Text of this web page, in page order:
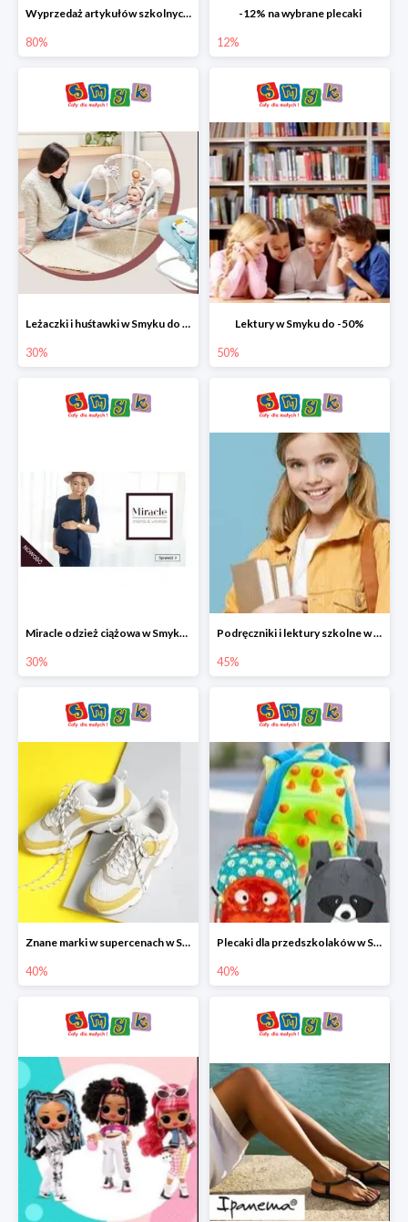
Wyprzedaż artykułów szkolnych w Smyku do -80%
80%
-12% na wybrane plecaki
12%
Leżaczki i huśtawki w Smyku do -30%
30%
Lektury w Smyku do -50%
50%
Miracle odzież ciążowa w Smyku co -30%
30%
Podręczniki i lektury szkolne w Smyku do -45%
45%
Znane marki w supercenach w Smyku - buty do -40%
40%
Plecaki dla przedszkolaków w Smyku do -40%
40%